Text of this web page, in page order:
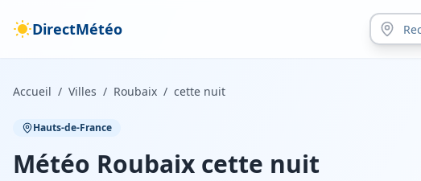
DirectMétéo
Accueil / Villes / Roubaix / cette nuit
Hauts-de-France
Météo Roubaix cette nuit